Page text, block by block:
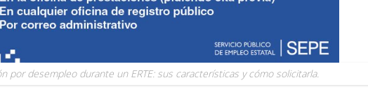
por desempleo durante un ERTE: sus características y cómo solicitarla.